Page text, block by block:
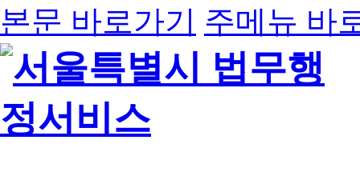
본문 바로가기 주메뉴 바